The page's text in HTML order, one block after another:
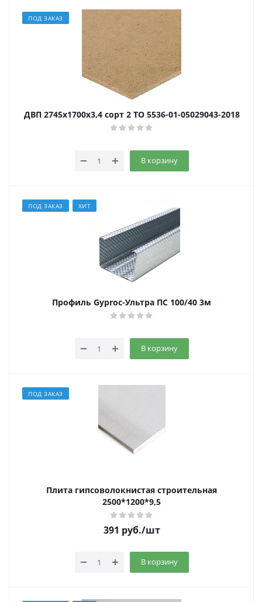
ПОД ЗАКАЗ
ДВП 2745х1700х3,4 сорт 2 ТО 5536-01-05029043-2018
В корзину
ПОД ЗАКАЗ ХИТ
Профиль Gyproc-Ультра ПС 100/40 3м
В корзину
ПОД ЗАКАЗ
Плита гипсоволокнистая строительная
2500*1200*9,5
391 руб./шт
В корзину